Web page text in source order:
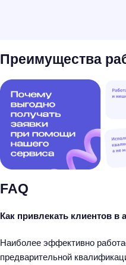
Преимущества
FAQ
Как привлекать клиентов в
Наиболее эффективно
предварительной